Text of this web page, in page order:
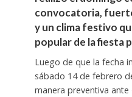
convocatoria,
y un clima festivo
popular de la fiesta
Luego de que la fecha
sábado 14 de febrero
manera preventiva